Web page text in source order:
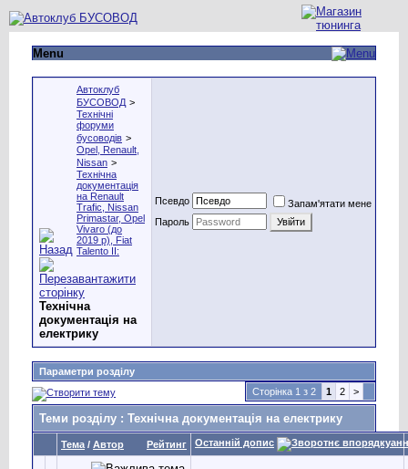
Menu
Автоклуб
БУСОВОД >
Технічні
форуми
бусоводів >
Opel, Renault,
Nissan >
Технічна
документація
на Renault
Trafic, Nissan
Primastar, Оpel
Vivaro (до
2019 р), Fiat
Talento II:
Технічна
документація на
електрику
Псевдо
Запам'ятати мене
Пароль
Параметри розділу
Сторінка 1 з 2
1 2 >
Теми розділу : Технічна документація на електрику
Рейтинг
Тема / Автор Останній допис